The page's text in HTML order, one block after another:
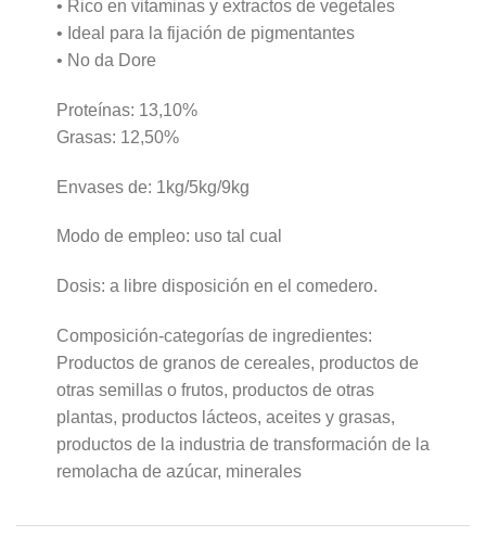
• Rico en vitaminas y extractos de vegetales
• Ideal para la fijación de pigmentantes
• No da Dore
Proteínas: 13,10%
Grasas: 12,50%
Envases de: 1kg/5kg/9kg
Modo de empleo: uso tal cual
Dosis: a libre disposición en el comedero.
Composición-categorías de ingredientes:
Productos de granos de cereales, productos de
otras semillas o frutos, productos de otras
plantas, productos lácteos, aceites y grasas,
productos de la industria de transformación de la
remolacha de azúcar, minerales